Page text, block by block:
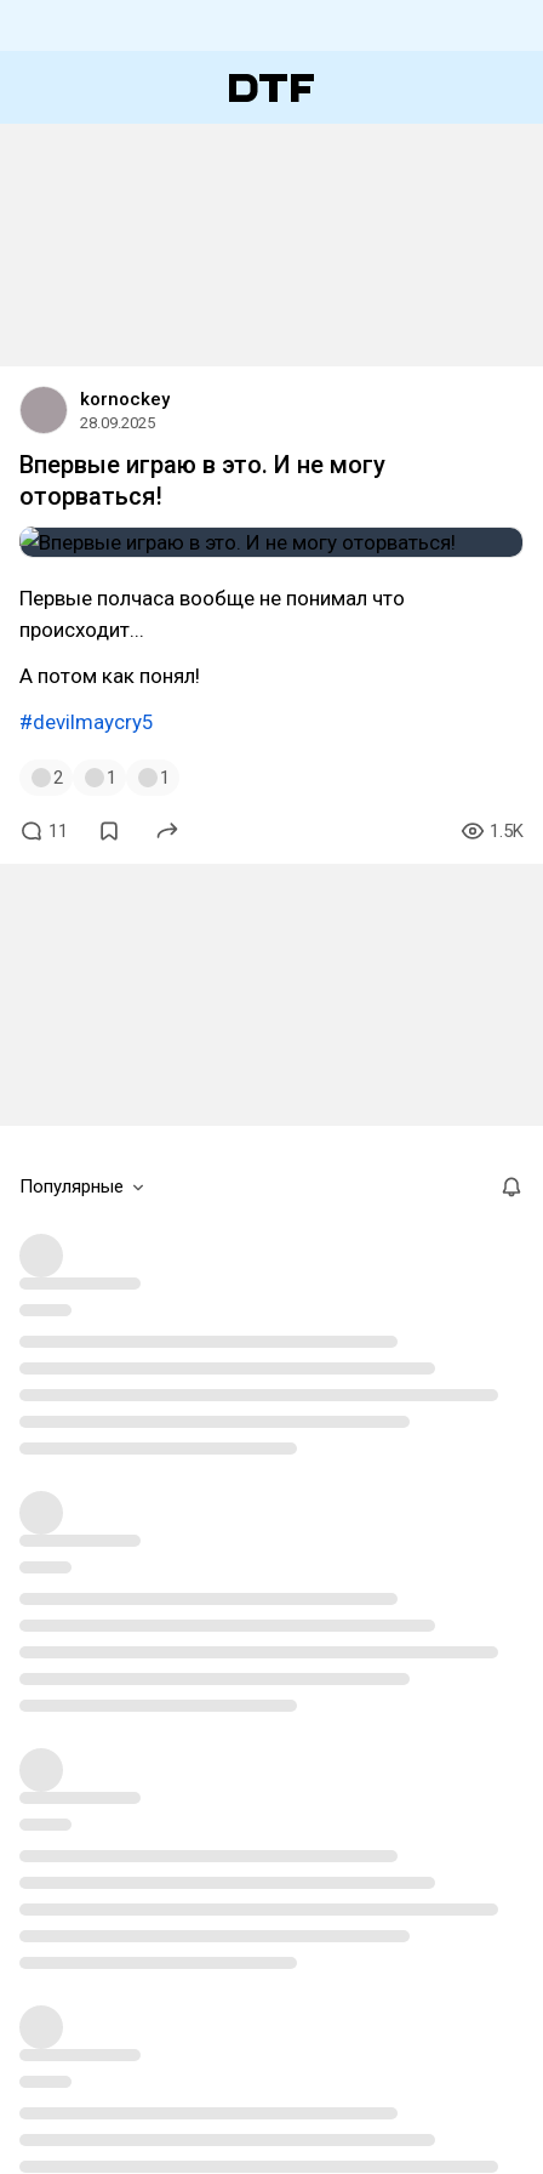
kornockey
28.09.2025
Впервые играю в это. И не могу
оторваться!
Первые полчаса вообще не понимал что
происходит...
А потом как понял!
#devilmaycry5
2 1 1
11 1.5K
Популярные